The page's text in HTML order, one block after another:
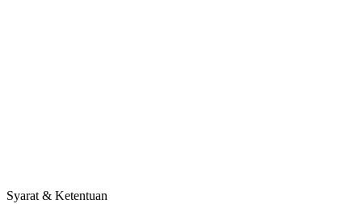
Syarat & Ketentuan